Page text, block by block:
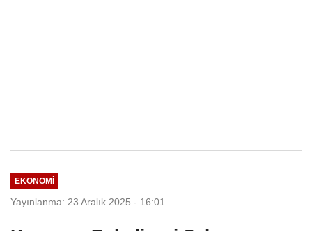
EKONOMI
Yayınlanma: 23 Aralık 2025 - 16:01